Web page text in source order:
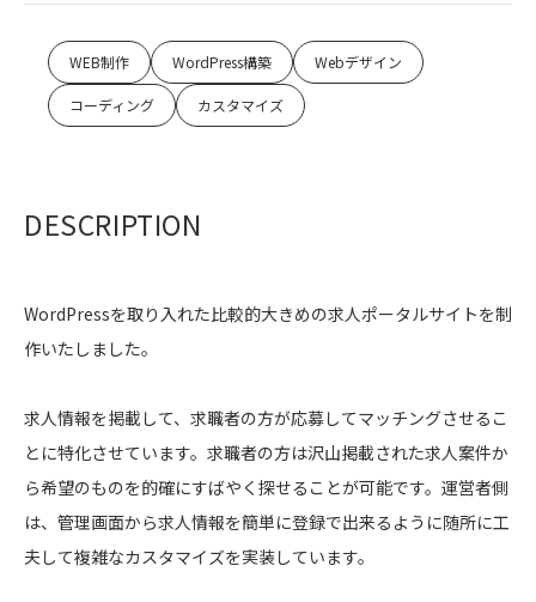
WEB制作 WordPress構築 Webデザイン
コーディング カスタマイズ
DESCRIPTION
WordPressを取り入れた比較的大きめの求人ポータルサイトを制
作いたしました。
求人情報を掲載して、求職者の方が応募してマッチングさせるこ
とに特化させています。求職者の方は沢山掲載された求人案件か
ら希望のものを的確にすばやく探せることが可能です。運営者側
は、管理画面から求人情報を簡単に登録で出来るように随所に工
夫して複雑なカスタマイズを実装しています。